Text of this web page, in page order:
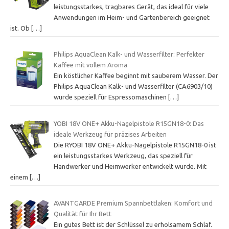
leistungsstarkes, tragbares Gerät, das ideal für viele
Anwendungen im Heim- und Gartenbereich geeignet
ist. Ob
[…]
Philips AquaClean Kalk- und Wasserfilter: Perfekter
Kaffee mit vollem Aroma
Ein köstlicher Kaffee beginnt mit sauberem Wasser. Der
Philips AquaClean Kalk- und Wasserfilter (CA6903/10)
wurde speziell für Espressomaschinen
[…]
YOBI 18V ONE+ Akku-Nagelpistole R15GN18-0: Das
ideale Werkzeug für präzises Arbeiten
Die RYOBI 18V ONE+ Akku-Nagelpistole R15GN18-0 ist
ein leistungsstarkes Werkzeug, das speziell für
Handwerker und Heimwerker entwickelt wurde. Mit
einem
[…]
AVANTGARDE Premium Spannbettlaken: Komfort und
Qualität für Ihr Bett
Ein gutes Bett ist der Schlüssel zu erholsamem Schlaf.